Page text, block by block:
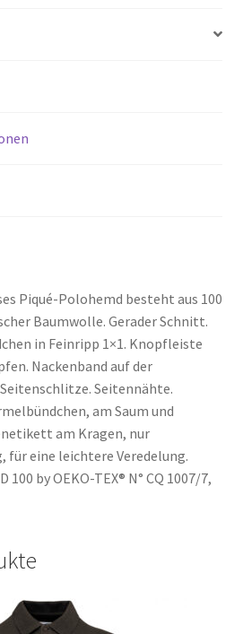
Piqué-Polohemd besteht aus 100
Baumwolle. Gerader Schnitt.
in Feinripp 1×1. Knopfleiste
Nackenband auf der
Seitennähte.
am Saum und
am Kragen, nur
für eine leichtere Veredelung.
by OEKO-TEX® N° CQ 1007/7,